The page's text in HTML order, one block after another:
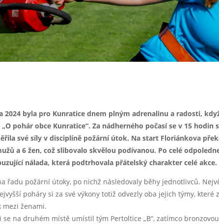
2024 byla pro Kunratice dnem plným adrenalinu a radosti,
pohár obce Kunratice“. Za nádherného počasí se v 15 hodin
své síly v disciplíně požární útok. Na start Floriánkova
a 6 žen, což slibovalo skvělou podívanou. Po celé
nálada, která podtrhovala přátelský charakter celé akce.
řadu požární útoky, po nichž následovaly běhy jednotlivců.
poháry si za své výkony totiž odvezly oba jejich týmy, které
mezi ženami.
se na druhém místě umístil tým Pertoltice „B“, zatímco